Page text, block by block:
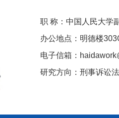
职 称： 中国人民大学
办公地点 ： 明德楼303
电子信箱：
研究方向： 刑事诉讼